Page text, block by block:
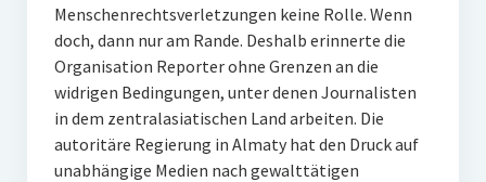
Menschenrechtsverletzungen keine Rolle. Wenn
doch, dann nur am Rande. Deshalb erinnerte die
Organisation Reporter ohne Grenzen an die
widrigen Bedingungen, unter denen Journalisten
in dem zentralasiatischen Land arbeiten. Die
autoritäre Regierung in Almaty hat den Druck auf
unabhängige Medien nach gewalttätigen